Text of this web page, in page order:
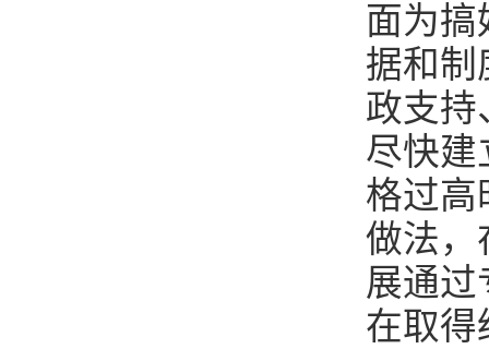
面为搞
据和制
政支持
尽快建
格过高
做法，
展通过
在取得